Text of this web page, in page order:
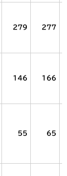
279 277
146 166
55 65